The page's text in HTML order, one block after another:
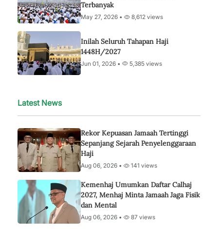
Terbanyak
May 27, 2026 • 8,612 views
Inilah Seluruh Tahapan Haji
1448H/2027
Jun 01, 2026 • 5,385 views
Latest News
Rekor Kepuasan Jamaah Tertinggi
Sepanjang Sejarah Penyelenggaraan
Haji
Aug 06, 2026 • 141 views
Kemenhaj Umumkan Daftar Calhaj
2027, Menhaj Minta Jamaah Jaga Fisik
dan Mental
Aug 06, 2026 • 87 views